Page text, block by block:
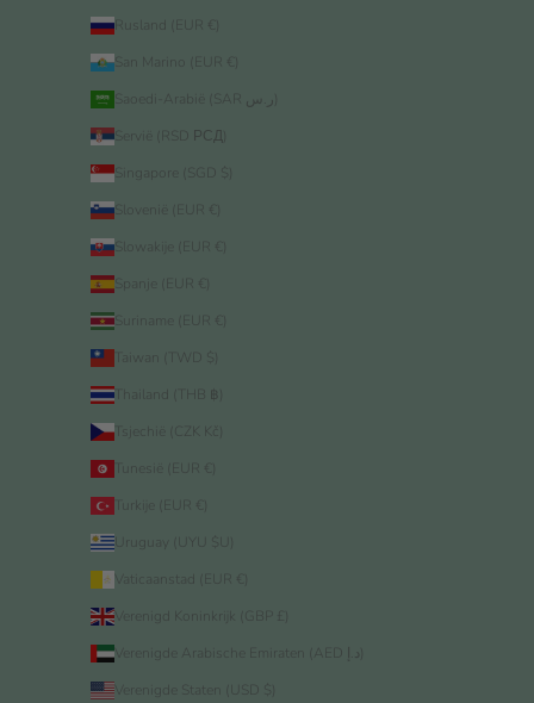
Rusland (EUR €)
San Marino (EUR €)
Servië (RSD РСД)
Singapore (SGD $)
Slovenië (EUR €)
Spanje (EUR €)
Suriname (EUR €)
Taiwan (TWD $)
Thailand (THB ฿)
Tsjechië (CZK Kč)
Tunesië (EUR €)
Turkije (EUR €)
Uruguay (UYU $U)
Vaticaanstad (EUR €)
Verenigd Koninkrijk (GBP £)
Verenigde Staten (USD $)